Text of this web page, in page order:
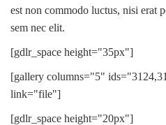
est non commodo luctus, nisi erat
sem nec elit.
[gdlr_space height="35px"]
[gallery columns="5"
link="file"]
[gdlr_space height="20px"]